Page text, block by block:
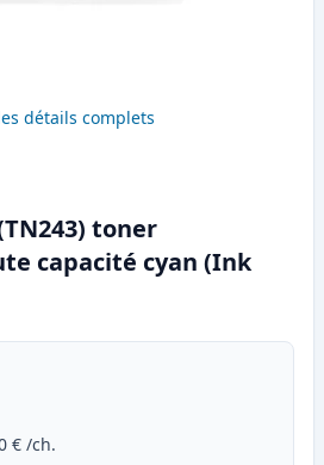
détails complets
toner
capacité cyan (Ink
€ /ch.